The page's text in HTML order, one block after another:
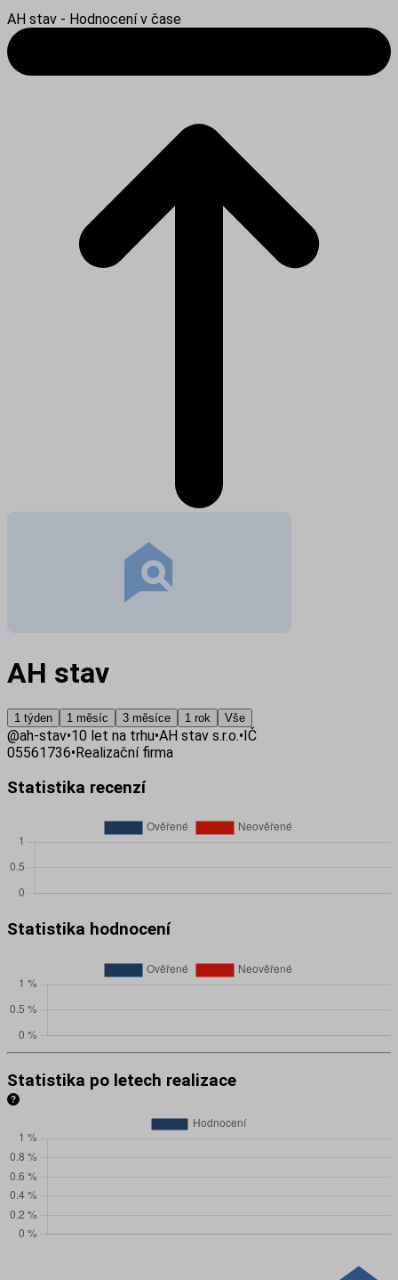
AH stav - Hodnocení v čase
AH stav
1 týden 1 měsíc 3 měsíce 1 rok Vše
@ah-stav•10 let na trhu•AH stav s.r.o.•IČ
05561736•Realizační firma
Statistika recenzí
Statistika hodnocení
Statistika po letech realizace